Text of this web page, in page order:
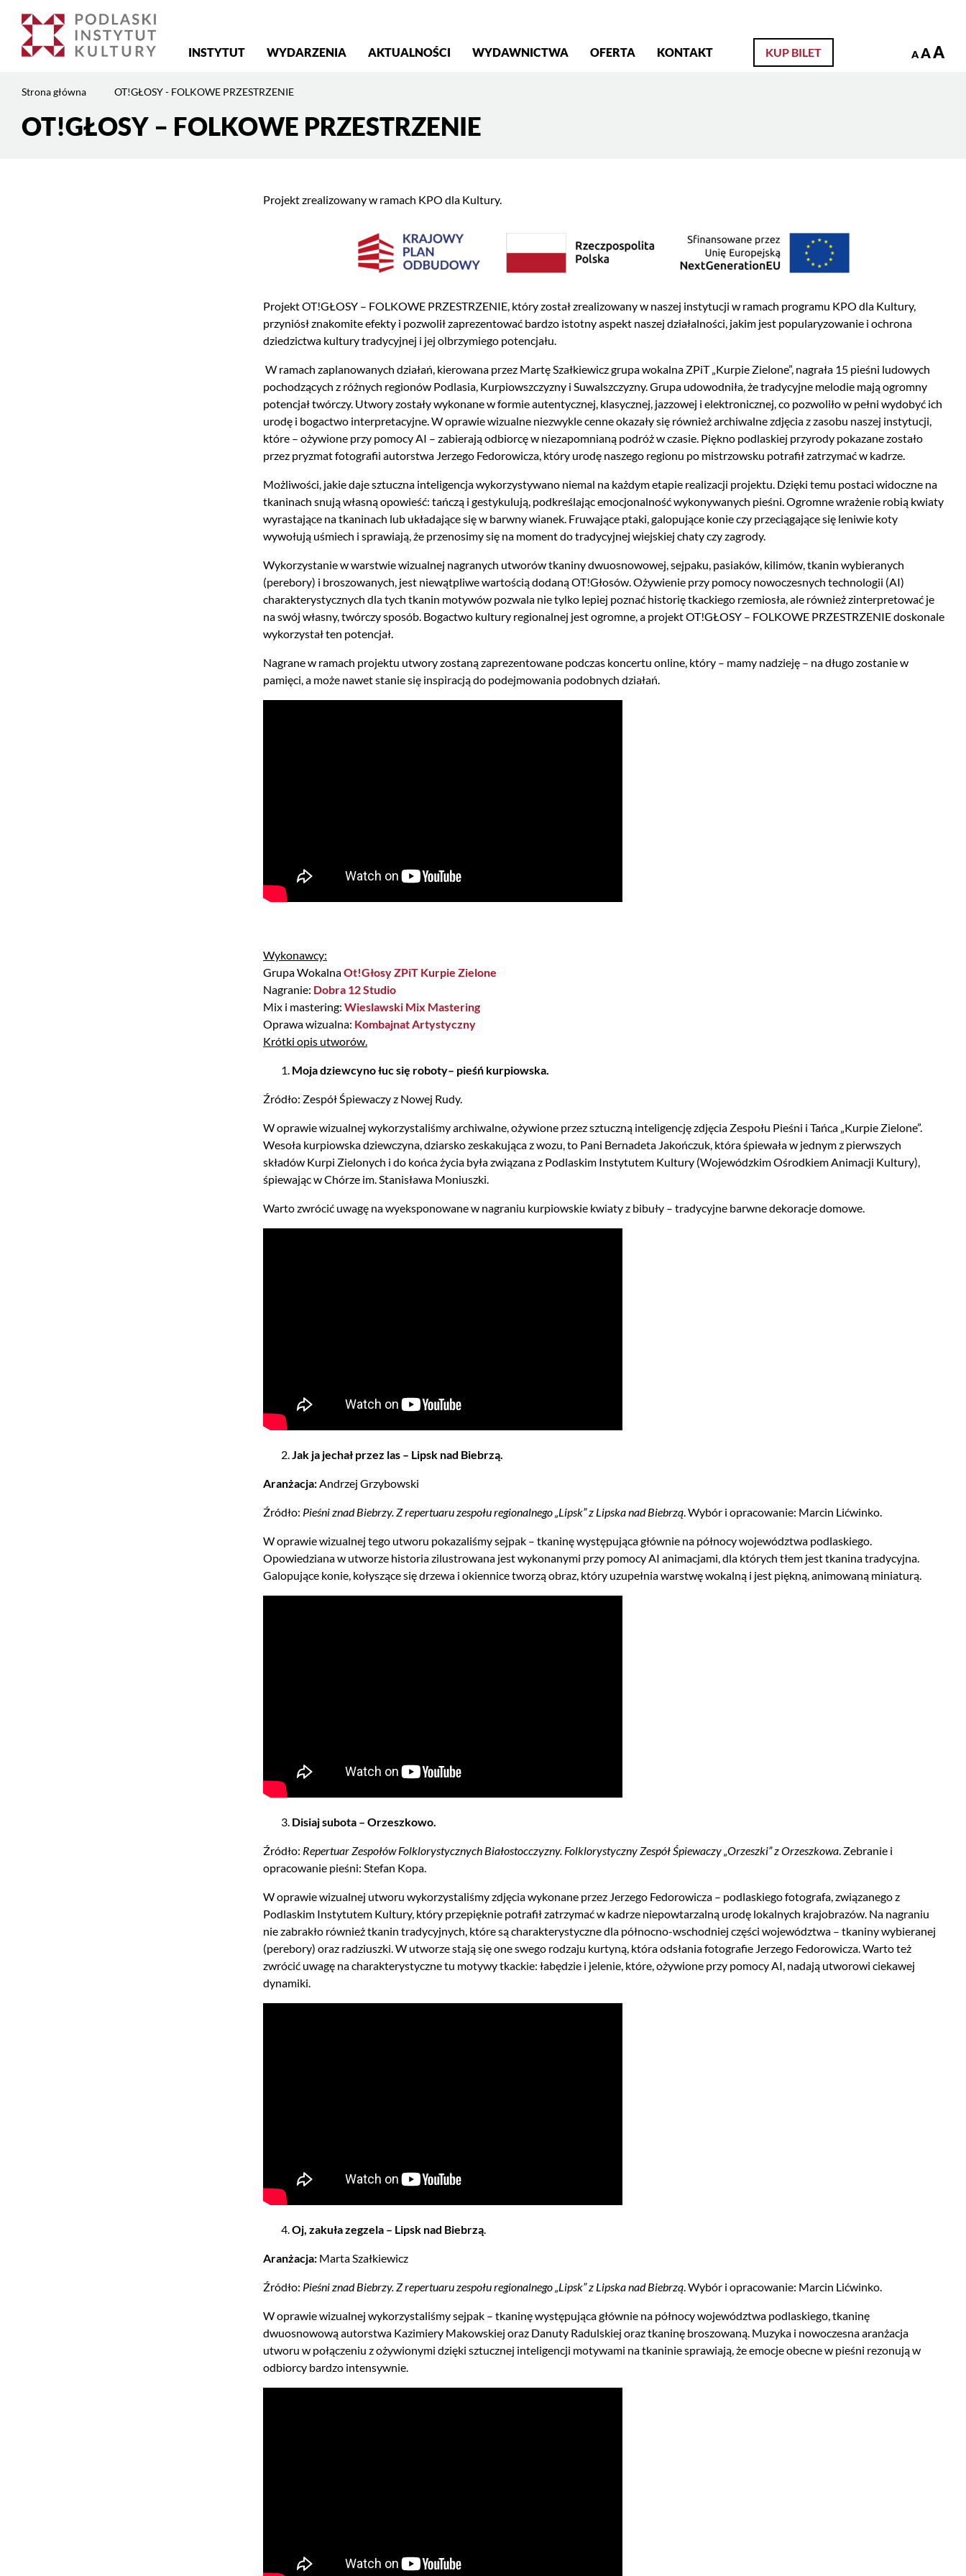
stronie:
OT!GŁOSY
główne
INSTYTUT WYDARZENIA AKTUALNOŚCI WYDAWNICTWA OFERTA KONTAKT KUP BILET A AA
Strona główna OT!GŁOSY - FOLKOWE PRZESTRZENIE
Treść
stronyOT!GŁOSY – FOLKOWE PRZESTRZENIE
Projekt zrealizowany w ramach KPO dla Kultury.
Projekt OT!GŁOSY – FOLKOWE PRZESTRZENIE, który został zrealizowany w naszej instytucji w ramach programu KPO dla Kultury,
przyniósł znakomite efekty i pozwolił zaprezentować bardzo istotny aspekt naszej działalności, jakim jest popularyzowanie i ochrona
dziedzictwa kultury tradycyjnej i jej olbrzymiego potencjału.
W ramach zaplanowanych działań, kierowana przez Martę Szałkiewicz grupa wokalna ZPiT „Kurpie Zielone”, nagrała 15 pieśni ludowych
pochodzących z różnych regionów Podlasia, Kurpiowszczyzny i Suwalszczyzny. Grupa udowodniła, że tradycyjne melodie mają ogromny
potencjał twórczy. Utwory zostały wykonane w formie autentycznej, klasycznej, jazzowej i elektronicznej, co pozwoliło w pełni wydobyć ich
urodę i bogactwo interpretacyjne. W oprawie wizualne niezwykle cenne okazały się również archiwalne zdjęcia z zasobu naszej instytucji,
które – ożywione przy pomocy AI – zabierają odbiorcę w niezapomnianą podróż w czasie. Piękno podlaskiej przyrody pokazane zostało
przez pryzmat fotografii autorstwa Jerzego Fedorowicza, który urodę naszego regionu po mistrzowsku potrafił zatrzymać w kadrze.
Możliwości, jakie daje sztuczna inteligencja wykorzystywano niemal na każdym etapie realizacji projektu. Dzięki temu postaci widoczne na
tkaninach snują własną opowieść: tańczą i gestykulują, podkreślając emocjonalność wykonywanych pieśni. Ogromne wrażenie robią kwiaty
wyrastające na tkaninach lub układające się w barwny wianek. Fruwające ptaki, galopujące konie czy przeciągające się leniwie koty
wywołują uśmiech i sprawiają, że przenosimy się na moment do tradycyjnej wiejskiej chaty czy zagrody.
Wykorzystanie w warstwie wizualnej nagranych utworów tkaniny dwuosnowowej, sejpaku, pasiaków, kilimów, tkanin wybieranych
(perebory) i broszowanych, jest niewątpliwe wartością dodaną OT!Głosów. Ożywienie przy pomocy nowoczesnych technologii (AI)
charakterystycznych dla tych tkanin motywów pozwala nie tylko lepiej poznać historię tkackiego rzemiosła, ale również zinterpretować je
na swój własny, twórczy sposób. Bogactwo kultury regionalnej jest ogromne, a projekt OT!GŁOSY – FOLKOWE PRZESTRZENIE doskonale
wykorzystał ten potencjał.
Nagrane w ramach projektu utwory zostaną zaprezentowane podczas koncertu online, który – mamy nadzieję – na długo zostanie w
pamięci, a może nawet stanie się inspiracją do podejmowania podobnych działań.
Wykonawcy:
Grupa WokalnaOt!GłosyZPiT Kurpie Zielone
Nagranie: Dobra 12 Studio
Mix i mastering: Wieslawski Mix Mastering
Oprawa wizualna: Kombajnat Artystyczny
Krótki opis utworów.
Moja dziewcyno łuc się roboty– pieśń kurpiowska.
Źródło: Zespół Śpiewaczy z Nowej Rudy.
W oprawie wizualnej wykorzystaliśmy archiwalne, ożywione przez sztuczną inteligencję zdjęcia Zespołu Pieśni i Tańca „Kurpie Zielone”.
Wesoła kurpiowska dziewczyna, dziarsko zeskakująca z wozu, to Pani Bernadeta Jakończuk, która śpiewała w jednym z pierwszych
składów Kurpi Zielonych i do końca życia była związana z Podlaskim Instytutem Kultury (Wojewódzkim Ośrodkiem Animacji Kultury),
śpiewając w Chórze im. Stanisława Moniuszki.
Warto zwrócić uwagę na wyeksponowane w nagraniu kurpiowskie kwiaty z bibuły – tradycyjne barwne dekoracje domowe.
Jak ja jechał przez las – Lipsk nad Biebrzą.
Aranżacja:Andrzej Grzybowski
Źródło: Pieśni znad Biebrzy. Z repertuaru zespołu regionalnego „Lipsk” z Lipska nad Biebrzą. Wybór i opracowanie: Marcin Lićwinko.
W oprawie wizualnej tego utworu pokazaliśmy sejpak – tkaninę występująca głównie na północy województwa podlaskiego.
Opowiedziana w utworze historia zilustrowana jest wykonanymi przy pomocy AI animacjami, dla których tłem jest tkanina tradycyjna.
Galopujące konie, kołyszące się drzewa i okiennice tworzą obraz, który uzupełnia warstwę wokalną i jest piękną, animowaną miniaturą.
Disiaj subota – Orzeszkowo.
Źródło: Repertuar Zespołów Folklorystycznych Białostocczyzny. Folklorystyczny Zespół Śpiewaczy „Orzeszki” z Orzeszkowa. Zebranie i
opracowanie pieśni: Stefan Kopa.
W oprawie wizualnej utworu wykorzystaliśmy zdjęcia wykonane przez Jerzego Fedorowicza – podlaskiego fotografa, związanego z
Podlaskim Instytutem Kultury, który przepięknie potrafił zatrzymać w kadrze niepowtarzalną urodę lokalnych krajobrazów. Na nagraniu
nie zabrakło również tkanin tradycyjnych, które są charakterystyczne dla północno-wschodniej części województwa ­– tkaniny wybieranej
(perebory) oraz radziuszki. W utworze stają się one swego rodzaju kurtyną, która odsłania fotografie Jerzego Fedorowicza. Warto też
zwrócić uwagę na charakterystyczne tu motywy tkackie: łabędzie i jelenie, które, ożywione przy pomocy AI, nadają utworowi ciekawej
dynamiki.
Oj, zakuła zegzela – Lipsk nad Biebrzą.
Aranżacja: Marta Szałkiewicz
Źródło: Pieśni znad Biebrzy. Z repertuaru zespołu regionalnego „Lipsk” z Lipska nad Biebrzą. Wybór i opracowanie: Marcin Lićwinko.
W oprawie wizualnej wykorzystaliśmy sejpak – tkaninę występująca głównie na północy województwa podlaskiego, tkaninę
dwuosnowową autorstwa Kazimiery Makowskiej oraz Danuty Radulskiej oraz tkaninę broszowaną. Muzyka i nowoczesna aranżacja
utworu w połączeniu z ożywionymi dzięki sztucznej inteligencji motywami na tkaninie sprawiają, że emocje obecne w pieśni rezonują w
odbiorcy bardzo intensywnie.